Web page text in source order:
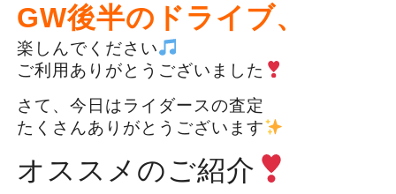
GW後半のドライブ、
楽しんでください
ご利用ありがとうございました
さて、今日はライダースの査定
たくさんありがとうございます
オススメのご紹介